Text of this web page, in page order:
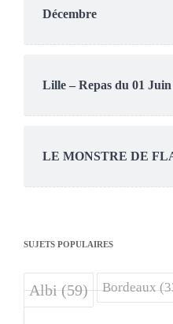
Décembre
Lille – Repas du 01 Juin
LE MONSTRE DE
SUJETS POPULAIRES
Albi(59) Bordeaux